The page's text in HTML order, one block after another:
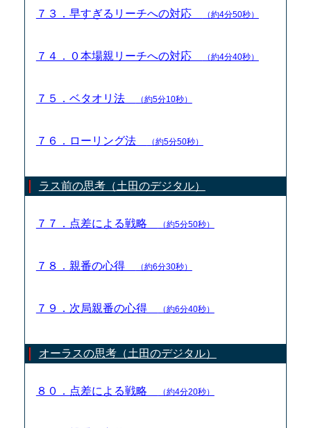
７３．早すぎるリーチへの対応 （約4分50秒）
７４．０本場親リーチへの対応 （約4分40秒）
７５．ベタオリ法 （約5分10秒）
７６．ローリング法 （約5分50秒）
ラス前の思考（土田のデジタル）
７７．点差による戦略 （約5分50秒）
７８．親番の心得 （約6分30秒）
７９．次局親番の心得 （約6分40秒）
オーラスの思考（土田のデジタル）
８０．点差による戦略 （約4分20秒）